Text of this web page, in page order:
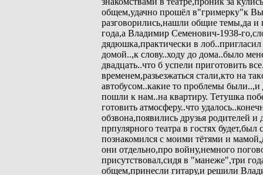
общем,удачно прошёл в"гримерку"к
разговорились,нашли общие темы,да и
года,а Владимир Семенович-1938-
дядюшка,практически в
домой..,к слову..ходу до дома..было
двадцать..что б успели приготовить
временем,разьезжаться стали,кто на
автобусом..какие то проблемы
пошли к нам..на квартиру. Тетушка
готовить атмосферу..что
обзвона,появились друзья родителей
прпулярного театра в гостях
познакомился с моими тётями и
они отдельно,про войну,немного
присутствовал,сидя в "манеже",три
общем,принесли гитару,и решили